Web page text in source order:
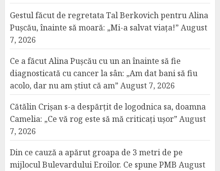
Gestul făcut de regretata Tal Berkovich pentru Alina
Pușcău, înainte să moară: „Mi-a salvat viața!” August
7, 2026
Ce a făcut Alina Pușcău cu un an înainte să fie
diagnosticată cu cancer la sân: „Am dat bani să fiu
acolo, dar nu am știut că am” August 7, 2026
Cătălin Crișan s-a despărțit de logodnica sa, doamna
Camelia: „Ce vă rog este să mă criticați ușor” August
7, 2026
Din ce cauză a apărut groapa de 3 metri de pe
mijlocul Bulevardului Eroilor. Ce spune PMB August